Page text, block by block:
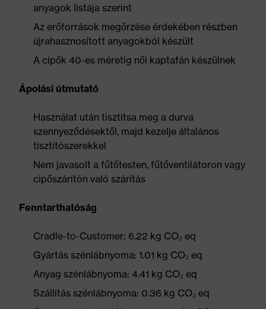
anyagok listája szerint
Az erőforrások megőrzése érdekében részben
újrahasznosított anyagokból készült
A cipők 40-es méretig női kaptafán készülnek
Ápolási útmutató
Használat után tisztítsa meg a durva
szennyeződésektől, majd kezelje általános
tisztítószerekkel
Nem javasolt a fűtőtesten, fűtőventilátoron vagy
cipőszárítón való szárítás
Fenntarthatóság
Cradle-to-Customer: 6.22 kg CO₂ eq
Gyártás szénlábnyoma: 1.01 kg CO₂ eq
Anyag szénlábnyoma: 4.41 kg CO₂ eq
Szállítás szénlábnyoma: 0.36 kg CO₂ eq